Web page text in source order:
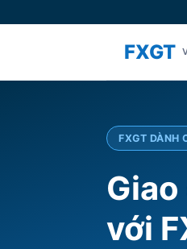
FXGT
FXGT DÀNH
với